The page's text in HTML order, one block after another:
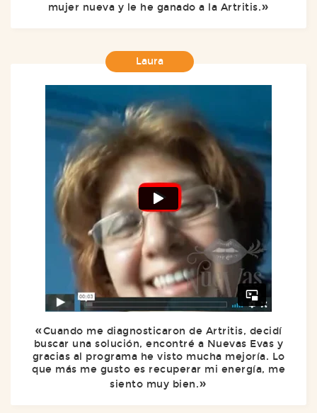
mujer nueva y le he ganado a la Artritis.
Laura
Cuando me diagnosticaron de Artritis, decidí
buscar una solución, encontré a Nuevas Evas y
gracias al programa he visto mucha mejoría. Lo
que más me gusto es recuperar mi energía, me
siento muy bien.